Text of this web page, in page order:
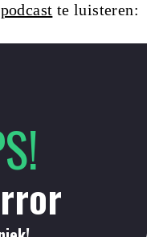
podcast te luisteren: